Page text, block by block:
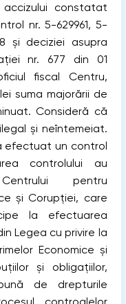
constatat
nr. 5-629961, 5-
și deciziei asupra
nr. 677 din 01
ﬁscal Centru,
suma majorării de
Consideră că
și neîntemeiat.
efectuat un control
controlului au
pentru
și Corupţiei, care
la efectuarea
Legea cu privire la
Economice și
și obligaţiilor,
de drepturile